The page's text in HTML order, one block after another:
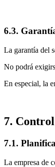
6.3.
La garantía del
No podrá
En especial, la
7.
7.1.
La empresa de